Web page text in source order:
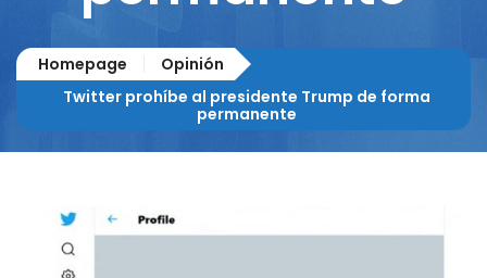
Homepage
Opinión
Twitter prohíbe al presidente Trump de forma
permanente